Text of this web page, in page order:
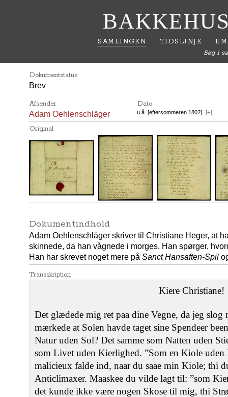
SAMLINGEN TIDSLINJE
Søg i
Dokumentstatus
Brev
Afsender Dato
Adam Oehlenschläger u.å. [eftersommeren 1802] [+]
Original
Dokumentindhold
Adam Oehlenschläger skriver til Christiane Heger, at
skinnede, da han vågnede i morges. Han spørger,
Han har skrevet noget mere på Sanct Hansaften-Spil
Transskription
Kiere Christiane!
Det glædede mig ret paa dine Vegne, da jeg
mærkede at Solen havde taget sine Spendeer
Natur uden Sol? Det samme som Natten uden
som Livet uden Kierlighed. ”Som en Kiole
malicieux falde ind, naar du saae min Kiole; thi
Anticlimaxer. Maaskee du vilde lagt til: ”som
det kunde ikke være nogen Skose til mig, thi